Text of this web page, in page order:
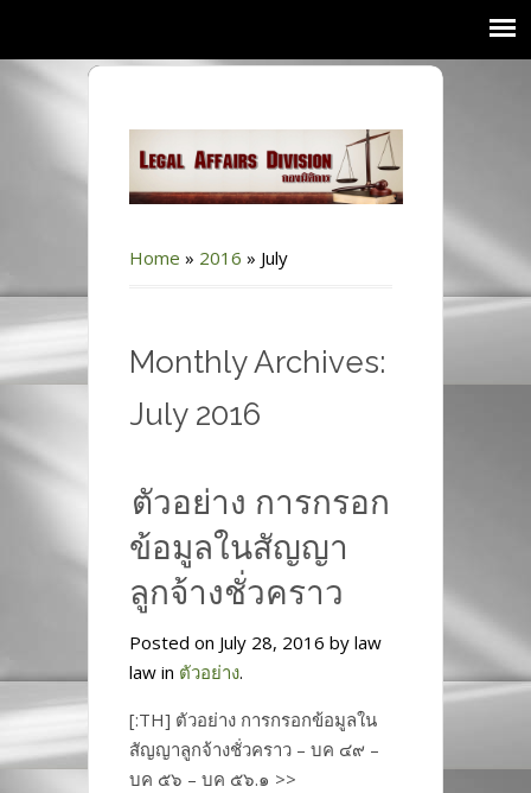
Home » 2016 » July
Monthly Archives:
July 2016
ตัวอย่าง การกรอก
ข้อมูลในสัญญา
ลูกจ้างชั่วคราว
Posted on July 28, 2016 by law
law in ตัวอย่าง.
[:TH] ตัวอย่าง การกรอกข้อมูลใน
สัญญาลูกจ้างชั่วคราว – บค ๔๙ –
บค ๕๖ – บค ๕๖.๑ >>